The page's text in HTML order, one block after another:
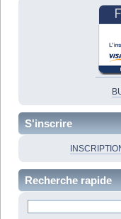
S'inscrire
Recherche rapide